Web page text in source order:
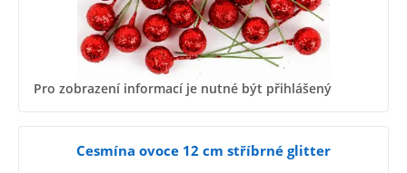
Pro zobrazení informací je nutné být přihlášený
Cesmína ovoce 12 cm stříbrné glitter